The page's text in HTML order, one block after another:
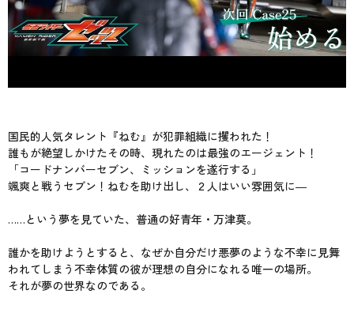
国民的人気タレント『ねむ』が犯罪組織に攫われた！
誰もが絶望しかけたその時、現れたのは最強のエージェント！
「コードナンバーセブン、ミッションを遂行する」
颯爽と戦うセブン！ねむを助け出し、２人はいい雰囲気に―
……という夢を見ていた、普通の好青年・万津莫。
誰かを助けようとすると、なぜか自分だけ悪夢のような不幸に見舞
われてしまう不幸体質の彼が理想の自分になれる唯一の場所。
それが夢の世界なのである。